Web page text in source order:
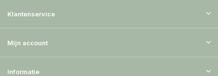
Klantenservice
Mijn account
Informatie